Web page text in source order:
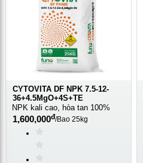
CYTOVITA DF NPK 7.5-12-
36+4.5MgO+4S+TE
NPK kali cao, hòa tan 100%
1,600,000đ/Bao 25kg